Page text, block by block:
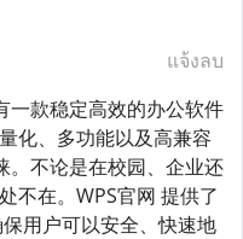
แจ้งลบ
一款稳定高效的办公软件
化、多功能以及高兼容
。不论是在校园、企业还
不在。WPS官网 提供了
用户可以安全、快速地